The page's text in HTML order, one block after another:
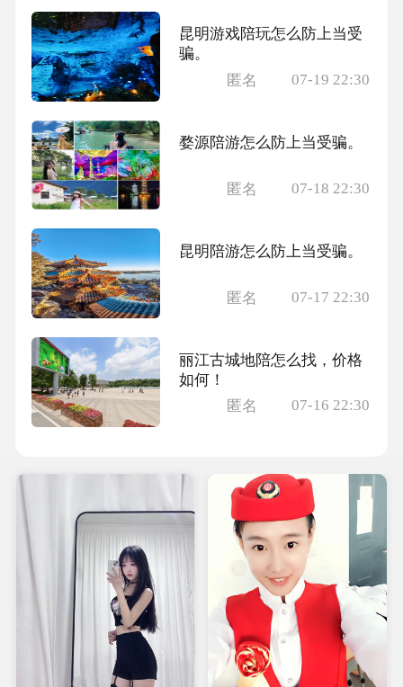
昆明游戏陪玩怎么防上当受
骗。
匿名
07-19 22:30
婺源陪游怎么防上当受骗。
匿名 07-18 22:30
昆明陪游怎么防上当受骗。
匿名 07-17 22:30
丽江古城地陪怎么找，价格
如何！
匿名
07-16 22:30